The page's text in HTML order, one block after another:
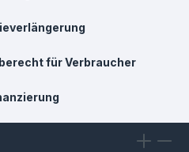
für Verbraucher